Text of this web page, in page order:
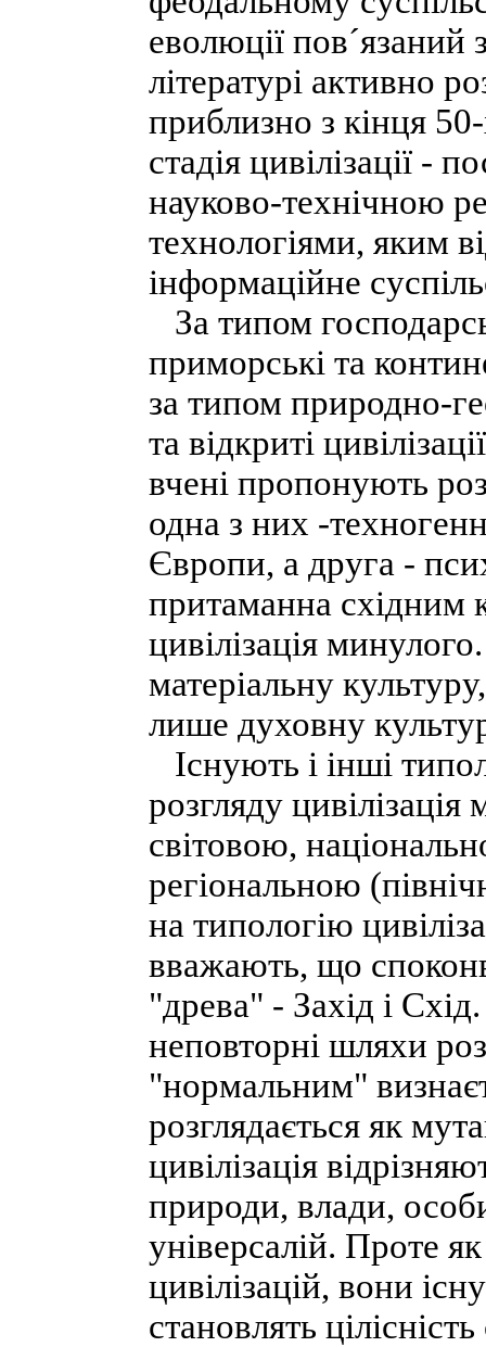
еволюції пов´язаний
літературі активно
приблизно з кінця
стадія цивілізації -
науково-технічною
технологіями, яким
інформаційне
За типом
приморські та
за типом природно-
та відкриті
вчені пропонують
одна з них -
Європи, а друга -
притаманна східним
цивілізація
матеріальну
лише духовну
Існують і інші
розгляду
світовою,
регіональною
на типологію
вважають, що
"древа" - Захід і
неповторні шляхи
"нормальним"
розглядається як
цивілізація
природи, влади,
універсалій. Проте
цивілізацій, вони
становлять